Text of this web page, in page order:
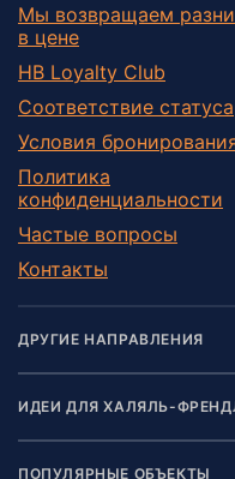
Мы возвращаем
в цене
HB Loyalty Club
Соответствие статуса
Условия
Политика
конфиденциальности
Частые вопросы
Контакты
ДРУГИЕ НАПРАВЛЕНИЯ
ИДЕИ ДЛЯ ХАЛЯЛЬ-
ПОПУЛЯРНЫЕ ОБЪЕКТЫ